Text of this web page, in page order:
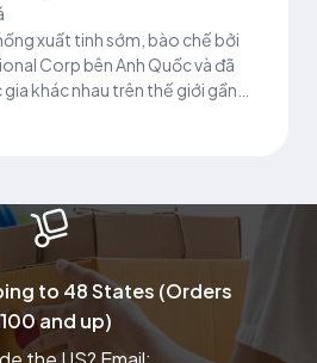
xuất tinh sớm, bào chế bởi
Corp bên Anh Quốc và đã
khác nhau trên thế giới gần
to 48 States (Orders
and up)